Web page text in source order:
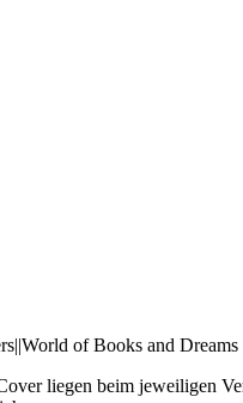
of Books and Dreams
liegen beim jeweiligen